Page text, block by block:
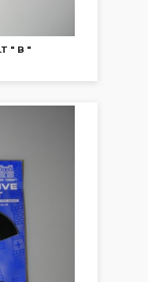
" B "